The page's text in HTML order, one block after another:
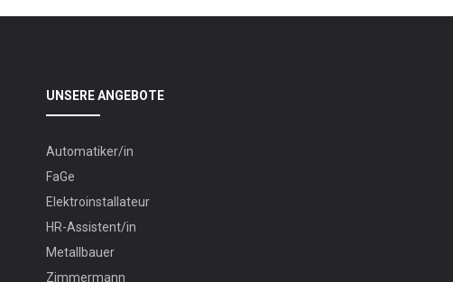
UNSERE ANGEBOTE
Automatiker/in
FaGe
Elektroinstallateur
HR-Assistent/in
Metallbauer
Zimmermann